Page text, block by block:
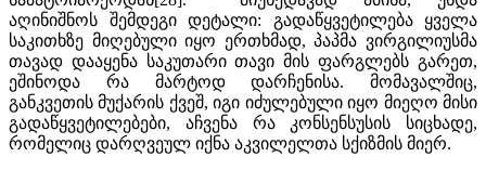
აღინიშნოს შემდეგი დეტალი: გადაწყვეტილება ყველა
საკითხზე მიღებული იყო ერთხმად, პაპმა ვირგილიუსმა
თავად დააყენა საკუთარი თავი მის ფარგლებს გარეთ,
ეშინოდა რა მარტოდ დარჩენისა. მომავალშიც,
განკვეთის მუქარის ქვეშ, იგი იძულებული იყო მიეღო მისი
გადაწყვეტილებები, აჩვენა რა კონსენსუსის სიცხადე,
რომელიც დარღვეულ იქნა აკვილელთა სქიზმის მიერ.